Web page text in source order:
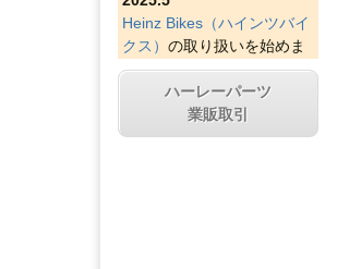
Heinz Bikes（ハインツバイ
クス） の取り扱いを始めま
した。
2025.4
Figurati Designs（フィグラ
ハーレーパーツ
業販取引